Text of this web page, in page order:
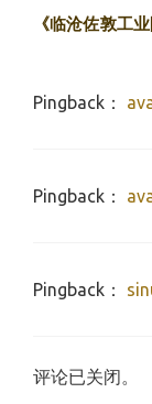
《临沧佐敦工
Pingback：
Pingback：
Pingback：
评论已关闭。